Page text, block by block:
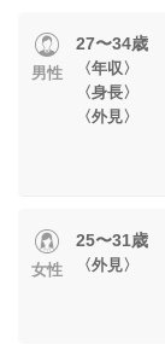
男性
27〜34歳
〈年収
〈身長
〈外見〉
女性
25〜31歳
〈外見〉